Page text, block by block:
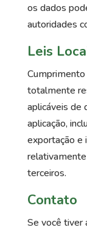
os dados
autoridades
Leis
totalmente
aplicáveis de
aplicação,
exportação e
terceiros.
Contato
Se você tiver